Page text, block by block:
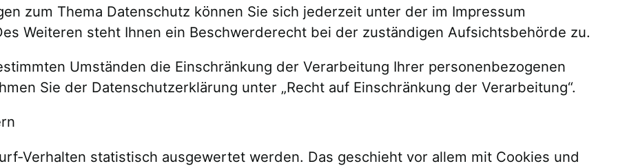
zum Thema Datenschutz können Sie sich jederzeit unter der im Impressum
Weiteren steht Ihnen ein Beschwerderecht bei der zuständigen Aufsichtsbehörde zu.
Umständen die Einschränkung der Verarbeitung Ihrer personenbezogenen
Sie der Datenschutzerklärung unter „Recht auf Einschränkung der Verarbeitung“.
Verhalten statistisch ausgewertet werden. Das geschieht vor allem mit Cookies und